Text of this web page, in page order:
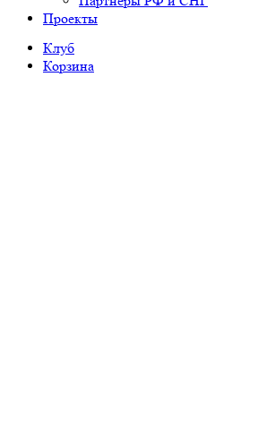
Проекты
Клуб
Корзина